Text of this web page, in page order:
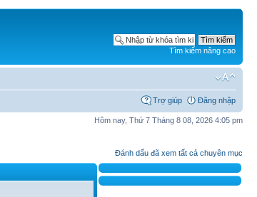
Tìm kiếm nâng cao
Trợ giúp Đăng nhập
Hôm nay, Thứ 7 Tháng 8 08, 2026 4:05 pm
Đánh dấu đã xem tất cả chuyên mục